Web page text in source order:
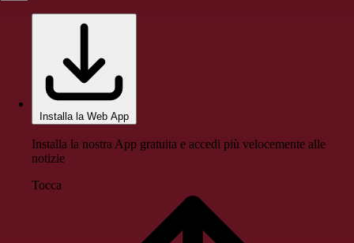
Installa la Web App
Installa la nostra App gratuita e accedi più velocemente alle
notizie
Tocca